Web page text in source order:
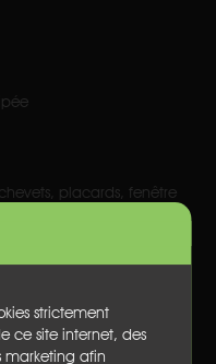
strictement
ce site internet, des
marketing afin
placards, fenêtre